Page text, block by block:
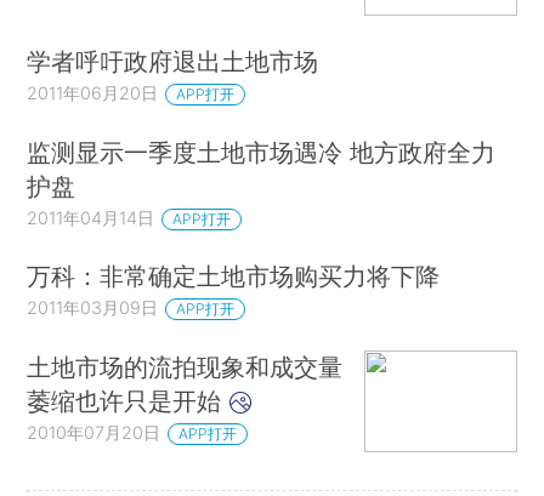
学者呼吁政府退出土地市场
2011年06月20日 APP打开
监测显示一季度土地市场遇冷 地方政府全力
护盘
2011年04月14日 APP打开
万科：非常确定土地市场购买力将下降
2011年03月09日 APP打开
土地市场的流拍现象和成交量
萎缩也许只是开始
2010年07月20日 APP打开